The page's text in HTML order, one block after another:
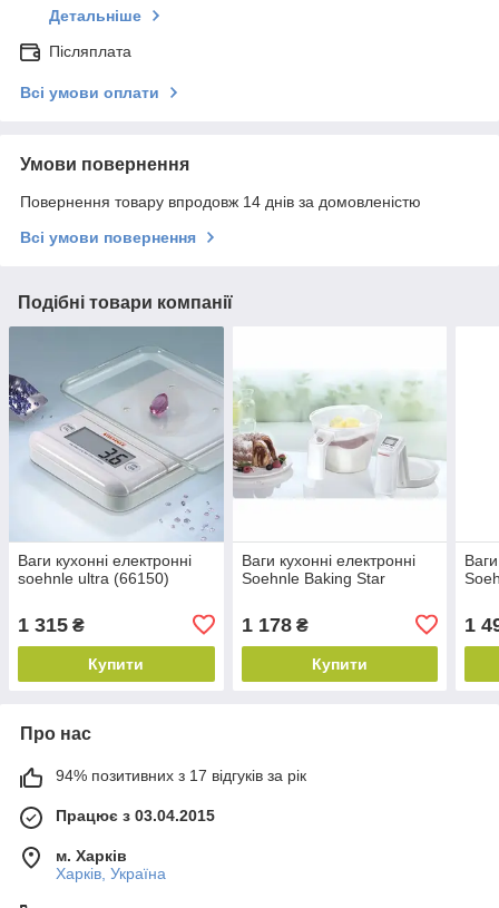
Детальніше
Післяплата
Всі умови оплати
Умови повернення
Повернення товару впродовж 14 днів за домовленістю
Всі умови повернення
Подібні товари компанії
Ваги кухонні електронні
soehnle ultra (66150)
1 315 ₴
Купити
Ваги кухонні електронні
Soehnle Baking Star
1 178₴
Купити
1
Про нас
94% позитивних з 17 відгуків за рік
Працює з 03.04.2015
м. Харків
Харків, Україна